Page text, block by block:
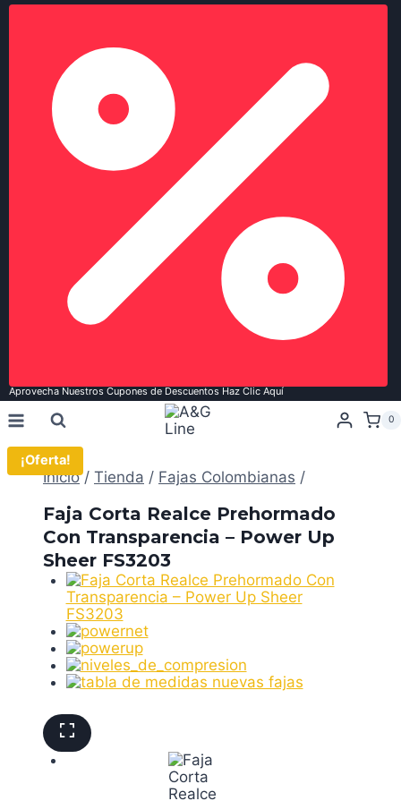
al
contenido
0
Inicio / Tienda / Fajas Colombianas /
Faja Corta Realce Prehormado
Con Transparencia – Power Up
Sheer FS3203
¡Oferta!
Aprovecha Nuestros Cupones de Descuentos Haz Clic Aquí